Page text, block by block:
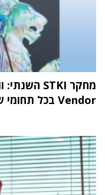
Vendor בכל תחומי שוק ה-IT